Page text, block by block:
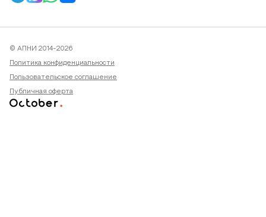
© АПНИ 2014-2026
Политика конфиденциальности
Пользовательское соглашение
Публичная оферта